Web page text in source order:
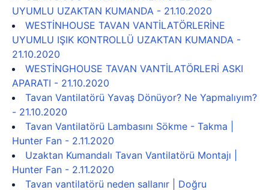
UYUMLU UZAKTAN KUMANDA - 21.10.2020
WESTİNHOUSE TAVAN VANTİLATÖRLERİNE
UYUMLU IŞIK KONTROLLÜ UZAKTAN KUMANDA -
21.10.2020
WESTİNGHOUSE TAVAN VANTİLATÖRLERİ ASKI
APARATI - 21.10.2020
Tavan Vantilatörü Yavaş Dönüyor? Ne Yapmalıyım?
- 21.10.2020
Tavan Vantilatörü Lambasını Sökme - Takma |
Hunter Fan - 2.11.2020
Uzaktan Kumandalı Tavan Vantilatörü Montajı |
Hunter Fan - 2.11.2020
Tavan vantilatörü neden sallanır | Doğru